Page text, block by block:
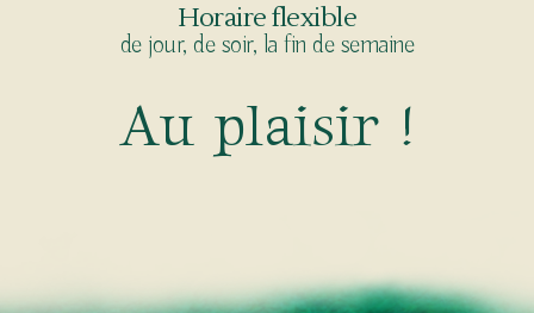
Horaire flexible
de jour, de soir, la fin de semaine
Au plaisir !